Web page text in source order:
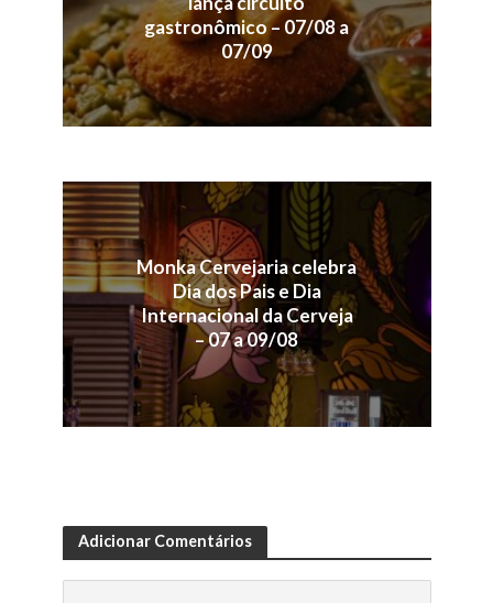
gastronômico – 07/08 a
07/09
Monka Cervejaria celebra
Dia dos Pais e Dia
Internacional da Cerveja
– 07 a 09/08
Adicionar Comentários